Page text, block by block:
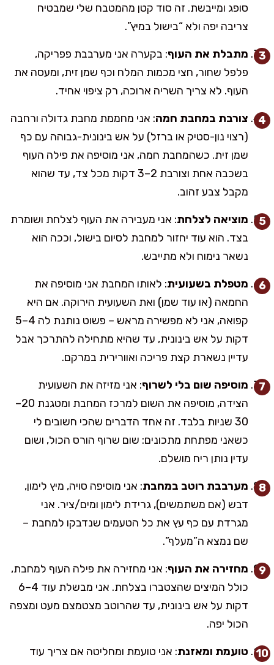
סופג ומייבשת. זה סוד קטן מהמטבח שלי שמבטיח
צריבה יפה ולא “בישול במיץ”.
מתבלת את העוף: בקערה אני מערבבת פפריקה,
פלפל שחור, חצי מכמות המלח וכף שמן זית, ומעסה את
העוף. לא צריך השריה ארוכה, רק ציפוי אחיד.
צורבת במחבת חמה: אני מחממת מחבת גדולה ורחבה
(רצוי נון-סטיק או ברזל) על אש בינונית-גבוהה עם כף
שמן זית. כשהמחבת חמה, אני מוסיפה את פילה העוף
בשכבה אחת וצורבת 2–3 דקות מכל צד, עד שהוא
מקבל צבע זהוב.
מוציאה לצלחת: אני מעבירה את העוף לצלחת ושומרת
בצד. הוא עוד יחזור למחבת לסיום בישול, וככה הוא
נשאר נימוח ולא מתייבש.
מטפלת בשעועית: לאותו המחבת אני מוסיפה את
החמאה (או עוד שמן) ואת השעועית הירוקה. אם היא
קפואה, אני לא מפשירה מראש – פשוט נותנת לה 4–5
דקות על אש בינונית, עד שהיא מתחילה להתרכך אבל
עדיין נשארת קצת פריכה ואוורירית במרקם.
מוסיפה שום בלי לשרוף: אני מזיזה את השעועית
הצידה, מוסיפה את השום למרכז המחבת ומטגנת 20–
30 שניות בלבד. זה אחד הדברים שהכי חשובים לי
כשאני מפתחת מתכונים: שום שרוף הורס הכול, ושום
עדין נותן ריח מושלם.
מערבבת רוטב במחבת: אני מוסיפה סויה, מיץ לימון,
דבש (אם משתמשים), גרידת לימון ומים/ציר. אני
מגרדת עם כף עץ את כל הטעמים שנדבקו למחבת –
שם נמצא ה”מעלף”.
מחזירה את העוף: אני מחזירה את פילה העוף למחבת,
כולל המיצים שהצטברו בצלחת. אני מבשלת עוד 4–6
דקות על אש בינונית, עד שהרוטב מצטמצם מעט ומצפה
הכול יפה.
טועמת ומאזנת: אני טועמת ומחליטה אם צריך עוד